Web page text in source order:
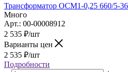
Трансформатор ОСМ1-0,25 660/5-36
Много
Арт.: 00-00008912
2 535 ₽/шт
Варианты цен
2 535 ₽/шт
Подробности